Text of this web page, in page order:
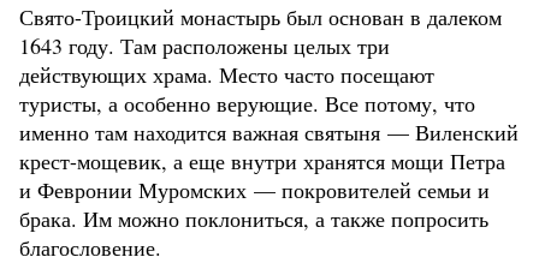
Свято-Троицкий монастырь был основан в далеком
1643 году. Там расположены целых три
действующих храма. Место часто посещают
туристы, а особенно верующие. Все потому, что
именно там находится важная святыня — Виленский
крест-мощевик, а еще внутри хранятся мощи Петра
и Февронии Муромских — покровителей семьи и
брака. Им можно поклониться, а также попросить
благословение.